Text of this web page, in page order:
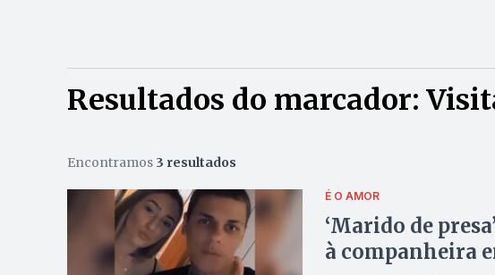
Resultados do marcador:
Encontramos 3 resultados
É O AMOR
‘Marido de
à companheira